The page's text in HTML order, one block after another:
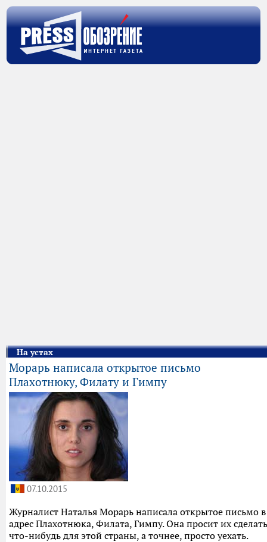
На устах
Морарь написала открытое письмо
Плахотнюку, Филату и Гимпу
07.10.2015
Журналист Наталья Морарь написала открытое письмо в
адрес Плахотнюка, Филата, Гимпу. Она просит их сделать
что-нибудь для этой страны, а точнее, просто уехать.